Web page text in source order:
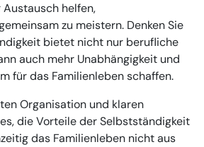
helfen,
zu meistern. Denken Sie
bietet nicht nur berufliche
auch mehr Unabhängigkeit und
für das Familienleben schaffen.
Organisation und klaren
die Vorteile der Selbstständigkeit
das Familienleben nicht aus